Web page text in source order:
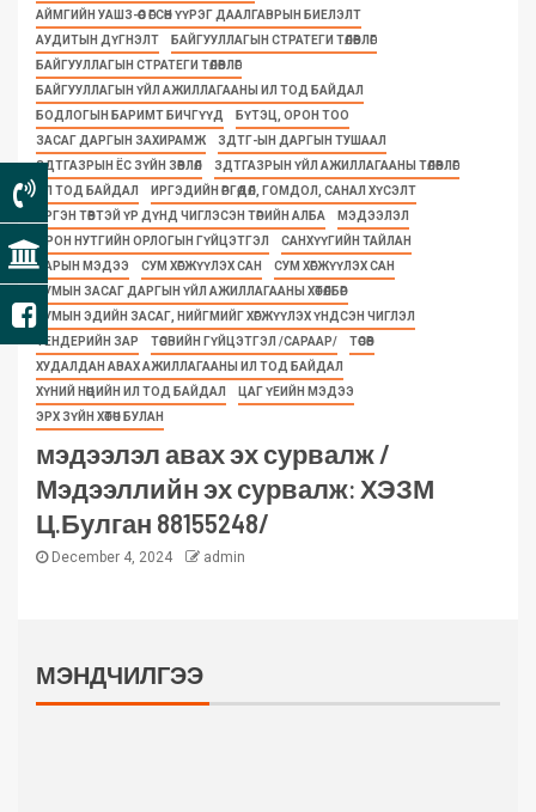
АЙМГИЙН УАШЗ-ӨӨС ӨГСӨН ҮҮРЭГ ДААЛГАВРЫН БИЕЛЭЛТ
АУДИТЫН ДҮГНЭЛТ
БАЙГУУЛЛАГЫН СТРАТЕГИ ТӨЛӨВЛӨГӨӨ
БАЙГУУЛЛАГЫН СТРАТЕГИ ТӨЛӨВЛӨГӨӨ
БАЙГУУЛЛАГЫН ҮЙЛ АЖИЛЛАГААНЫ ИЛ ТОД БАЙДАЛ
БОДЛОГЫН БАРИМТ БИЧГҮҮД
БҮТЭЦ, ОРОН ТОО
ЗАСАГ ДАРГЫН ЗАХИРАМЖ
ЗДТГ-ЫН ДАРГЫН ТУШААЛ
ЗДТГАЗРЫН ЁС ЗҮЙН ЗӨВЛӨЛ
ЗДТГАЗРЫН ҮЙЛ АЖИЛЛАГААНЫ ТӨЛӨВЛӨГӨӨ
ИЛ ТОД БАЙДАЛ
ИРГЭДИЙН ӨРГӨДӨЛ, ГОМДОЛ, САНАЛ ХҮСЭЛТ
ИРГЭН ТӨВТЭЙ ҮР ДҮНД ЧИГЛЭСЭН ТӨРИЙН АЛБА
МЭДЭЭЛЭЛ
ОРОН НУТГИЙН ОРЛОГЫН ГҮЙЦЭТГЭЛ
САНХҮҮГИЙН ТАЙЛАН
САРЫН МЭДЭЭ
СУМ ХӨГЖҮҮЛЭХ САН
СУМ ХӨГЖҮҮЛЭХ САН
СУМЫН ЗАСАГ ДАРГЫН ҮЙЛ АЖИЛЛАГААНЫ ХӨТӨЛБӨР
СУМЫН ЭДИЙН ЗАСАГ, НИЙГМИЙГ ХӨГЖҮҮЛЭХ ҮНДСЭН ЧИГЛЭЛ
ТЕНДЕРИЙН ЗАР
ТӨСВИЙН ГҮЙЦЭТГЭЛ /САРААР/
ТӨСӨВ
ХУДАЛДАН АВАХ АЖИЛЛАГААНЫ ИЛ ТОД БАЙДАЛ
ХҮНИЙ НӨӨЦИЙН ИЛ ТОД БАЙДАЛ
ЦАГ ҮЕИЙН МЭДЭЭ
ЭРХ ЗҮЙН ХӨТӨЧ БУЛАН
мэдээлэл авах эх сурвалж /
Мэдээллийн эх сурвалж: ХЭЗМ
Ц.Булган 88155248/
December 4, 2024 admin
МЭНДЧИЛГЭЭ